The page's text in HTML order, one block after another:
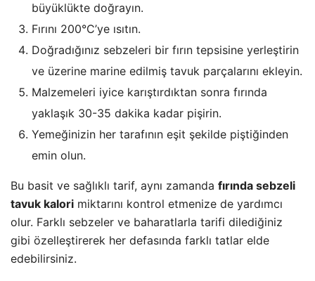
büyüklükte doğrayın.
Fırını 200°C’ye ısıtın.
Doğradığınız sebzeleri bir fırın tepsisine yerleştirin
ve üzerine marine edilmiş tavuk parçalarını ekleyin.
Malzemeleri iyice karıştırdıktan sonra fırında
yaklaşık 30-35 dakika kadar pişirin.
Yemeğinizin her tarafının eşit şekilde piştiğinden
emin olun.
Bu basit ve sağlıklı tarif, aynı zamanda fırında sebzeli
tavuk kalori miktarını kontrol etmenize de yardımcı
olur. Farklı sebzeler ve baharatlarla tarifi dilediğiniz
gibi özelleştirerek her defasında farklı tatlar elde
edebilirsiniz.